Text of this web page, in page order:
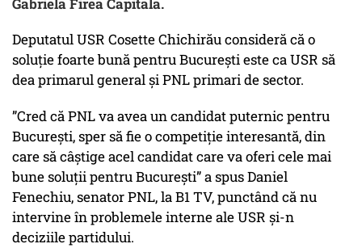
Gabriela Firea Capitala.
Deputatul USR Cosette Chichirău consideră că o
soluție foarte bună pentru București este ca USR să
dea primarul general și PNL primari de sector.
”Cred că PNL va avea un candidat puternic pentru
București, sper să fie o competiție interesantă, din
care să câștige acel candidat care va oferi cele mai
bune soluții pentru București” a spus Daniel
Fenechiu, senator PNL, la B1 TV, punctând că nu
intervine în problemele interne ale USR și-n
deciziile partidului.